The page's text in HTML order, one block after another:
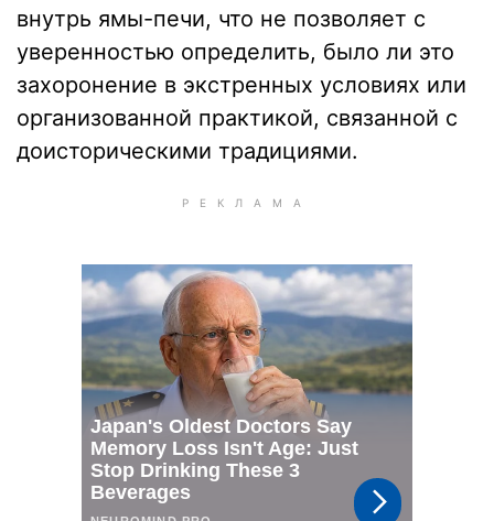
внутрь ямы-печи, что не позволяет с
уверенностью определить, было ли это
захоронение в экстренных условиях или
организованной практикой, связанной с
доисторическими традициями.